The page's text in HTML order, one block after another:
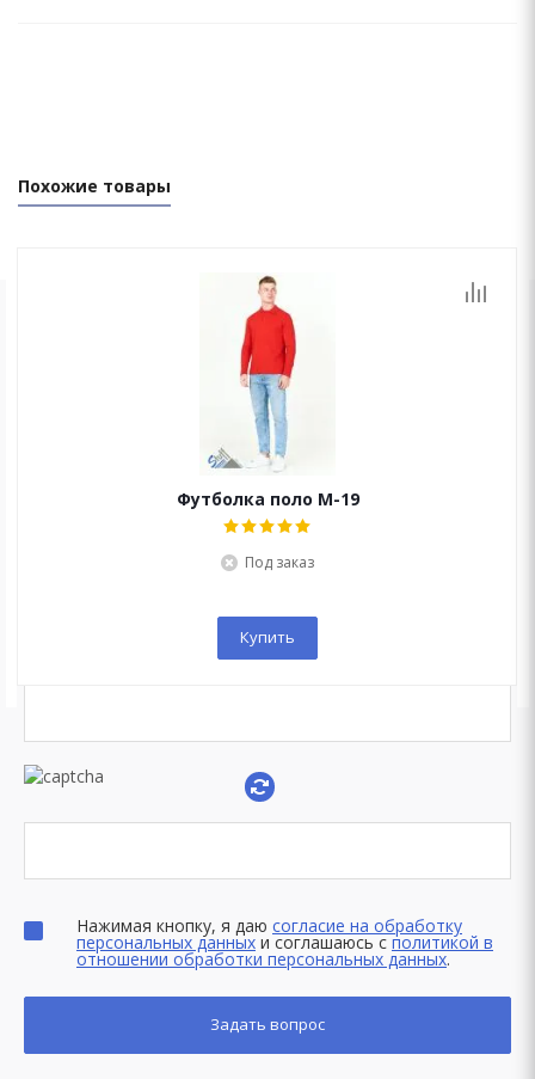
Похожие товары
Футболка поло М-19
Под заказ
Купить
ОСТАЛИСЬ ВОПРОСЫ?
Мы перезвоним Вам в течение 15 минут!
Нажимая кнопку, я даю согласие на обработку
персональных данных и соглашаюсь сполитикой в
отношении обработки персональных данных.